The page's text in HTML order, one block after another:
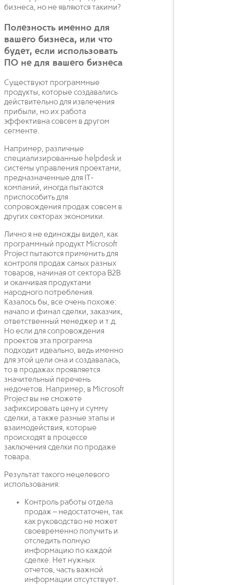
бизнеса, но не являются такими?
Полезность именно для
вашего бизнеса, или что
будет, если использовать
ПО не для вашего бизнеса
Существуют программные
продукты, которые создавались
действительно для извлечения
прибыли, но их работа
эффективна совсем в другом
сегменте.
Например, различные
специализированные helpdesk и
системы управления проектами,
предназначенные для IT-
компаний, иногда пытаются
приспособить для
сопровождения продаж совсем в
других секторах экономики.
Лично я не единожды видел, как
программный продукт Microsoft
Project пытаются применить для
контроля продаж самых разных
товаров, начиная от сектора B2B
и оканчивая продуктами
народного потребления.
Казалось бы, все очень похоже:
начало и финал сделки, заказчик,
ответственный менеджер и т.д.
Но если для сопровождения
проектов эта программа
подходит идеально, ведь именно
для этой цели она и создавалась,
то в продажах проявляется
значительный перечень
недочетов. Например, в Microsoft
Project вы не сможете
зафиксировать цену и сумму
сделки, а также разные этапы и
взаимодействия, которые
происходят в процессе
заключения сделки по продаже
товара.
Результат такого нецелевого
использования:
Контроль работы отдела
продаж – недостаточен, так
как руководство не может
своевременно получить и
отследить полную
информацию по каждой
сделке. Нет нужных
отчетов, часть важной
информации отсутствует.